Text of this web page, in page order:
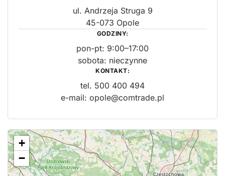
ul. Andrzeja Struga 9
45-073 Opole
GODZINY:
pon-pt: 9:00–17:00
sobota: nieczynne
KONTAKT:
tel. 500 400 494
e-mail: opole@comtrade.pl
+
−